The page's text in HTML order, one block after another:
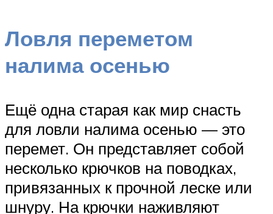
Ловля переметом
налима осенью
Ещё одна старая как мир снасть
для ловли налима осенью — это
перемет. Он представляет собой
несколько крючков на поводках,
привязанных к прочной леске или
шнуру. На крючки наживляют